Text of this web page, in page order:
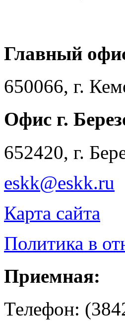
Главный
650066, г.
Офис г.
652420, г.
eskk@eskk.ru
Карта сайта
Политика в
Приемная:
Телефон: